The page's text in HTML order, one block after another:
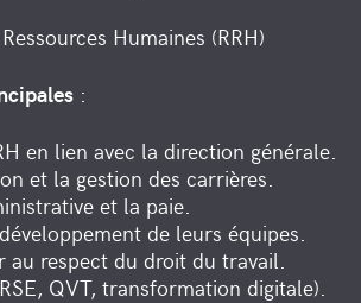
Humaines (RRH)
:
en lien avec la direction générale.
et la gestion des carrières.
et la paie.
de leurs équipes.
au respect du droit du travail.
QVT, transformation digitale).